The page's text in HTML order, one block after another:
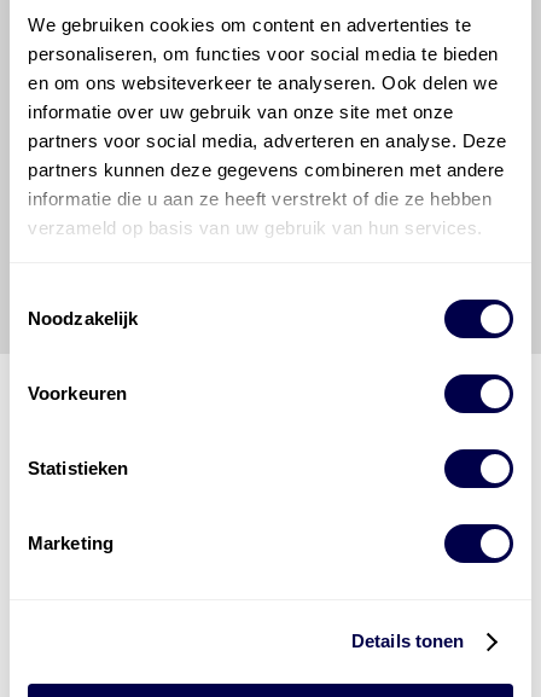
We gebruiken cookies om content en advertenties te
personaliseren, om functies voor social media te bieden
en om ons websiteverkeer te analyseren. Ook delen we
informatie over uw gebruik van onze site met onze
partners voor social media, adverteren en analyse. Deze
partners kunnen deze gegevens combineren met andere
informatie die u aan ze heeft verstrekt of die ze hebben
verzameld op basis van uw gebruik van hun services.
Noodzakelijk
Voorkeuren
Statistieken
Marketing
Details tonen
wettelijke verplichting bestaat, voor schade of verlies
veroorzaakt door fouten of omissies in de verstrekte
informatie. Door deze olieaanbevelingsinformatie te
raadplegen en te gebruiken erkent de gebruiker dat
hij/zij de ervaring, de kennis en het vermogen heeft
om de vereiste onderhoudswerkzaamheden op een
veilige en verantwoorde manier uit te voeren. Hij/zij
vrijwaart en indemniseert de uitgever enDen Hartog
Energiesvoor enig verlies, letsel, claim en schade